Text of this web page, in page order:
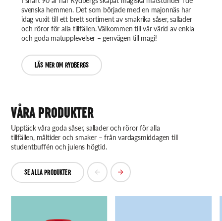
svenska hemmen. Det som började med en majonnäs har
idag vuxit till ett brett sortiment av smakrika såser, sallader
och röror för alla tillfällen. Välkommen till vår värld av enkla
och goda matupplevelser – genvägen till magi!
LÄS MER OM RYDBERGS
VÅRA PRODUKTER
Upptäck våra goda såser, sallader och röror för alla
tillfällen, måltider och smaker – från vardagsmiddagen till
studentbuffén och julens högtid.
SE ALLA PRODUKTER